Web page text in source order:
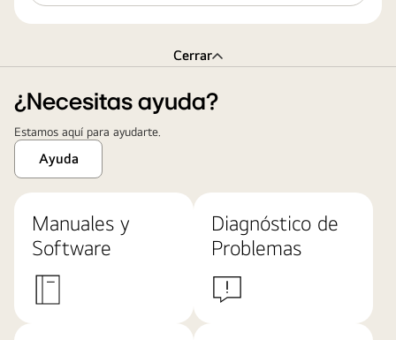
Cerrar
¿Necesitas ayuda?
Estamos aquí para ayudarte.
Ayuda
Manuales y
Software
Diagnóstico de
Problemas